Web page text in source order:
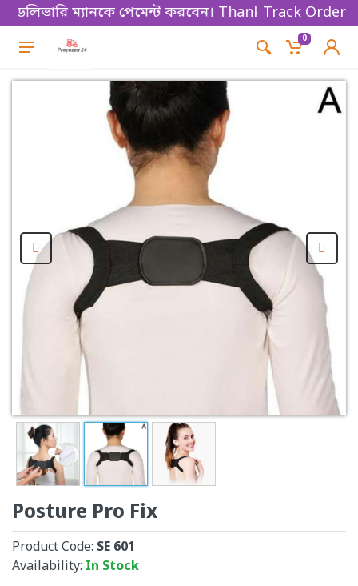
ম্যানকে পেমেন্ট করবেন। Thanks for shopping!
Track Order
0
Posture Pro Fix
Product Code: SE 601
Availability: In Stock